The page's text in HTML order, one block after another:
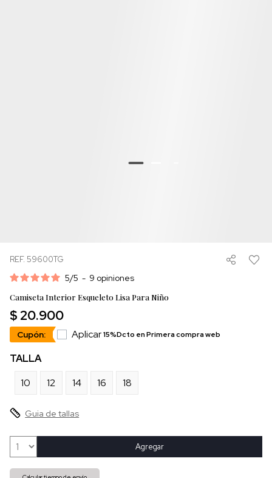
REF. 59600TG
5/5 - 9 opiniones
Camiseta Interior Esqueleto Lisa Para Niño
$ 20.900
Cupón: Aplicar15%Dcto en Primera compra web
TALLA
10
12 14 16 18
Guia de tallas
Agregar